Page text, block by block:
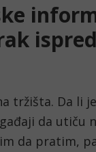
tržišta. Da li
da utiču
da pratim,